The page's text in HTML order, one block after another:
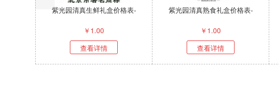
紫光园清真生鲜礼盒价格表-
￥ 1.00
查看详情
紫光园清真熟食礼盒价格表-
￥ 1.00
查看详情